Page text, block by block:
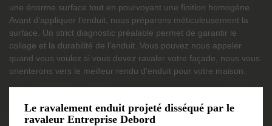
une énorme surface tout en pourvoyant une finition homogène.
Avant d’appliquer l’enduit, nous préparons méticuleusement la
surface. Un strict diagnostic préalable permet de garantir le
collage et la durabilité de l’enduit. Vous pouvez nous appeler
quand vous voulez si vous devez ravaler votre façade, nous vous
orienterons vers le meilleur rendu d’enduit pour votre maison.
Le ravalement enduit projeté disséqué par le
ravaleur Entreprise Debord